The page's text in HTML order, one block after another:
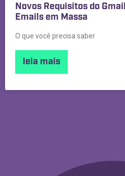
Novos Requisitos do
Emails em Massa
O que você precisa saber
leia mais